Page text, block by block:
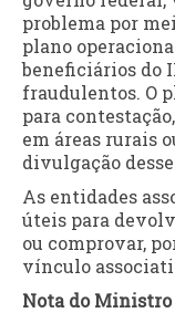
problema por
plano
beneficiários do
fraudulentos. O
para
em áreas rurais
divulgação
As entidades
úteis para
ou comprovar,
vínculo
Nota do